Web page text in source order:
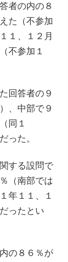
者の内の８
た（不参加
１、１２月
不参加１
回答者の９
、中部で９
同１
った。
する設問で
（南部では
年１１、１
ったとい
の８６％が